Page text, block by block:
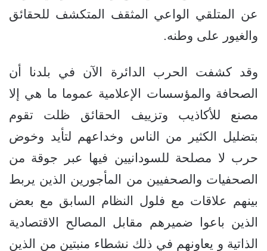
عن المتلقي الواعي المثقف المتكشف للحقائق
والغيور على وطنه.
وقد كشفت الحرب الدائرة الآن في بلدنا أن
الصحافة والمؤسسات الإعلامية عموما ما هي إلا
مصنع للأكاذيب وتزييف الحقائق ظلت تقوم
بتضليل الكثير من الناس وخداعهم لتأيد وخوض
حرب لا مصلحة للسودانيين فيها عبر جوقة من
الصحفيات والصحفيين من المأجورين الذين يربط
بينهم علاقات مع فلول النظام السابق مع بعض
الذين باعوا ضميرهم مقابل المصالح الاقتصادية
الذاتية و يعاونهم في ذلك نشطاء منبتين من الذين